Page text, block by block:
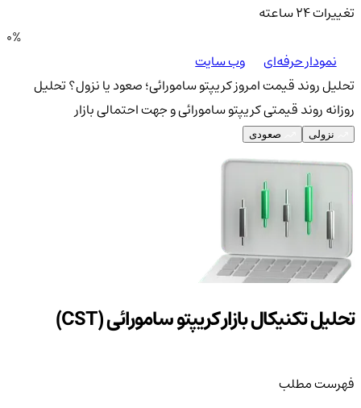
تغییرات ۲۴ ساعته
0%
نمودار حرفه‌ای
وب سایت
تحلیل روند قیمت امروز کریپتو سامورائی؛ صعود یا نزول؟تحلیل
روزانه روند قیمتی کریپتو سامورائی و جهت احتمالی بازار
نزولی صعودی
تحلیل تکنیکال بازار کریپتو سامورائی (CST)
فهرست مطلب